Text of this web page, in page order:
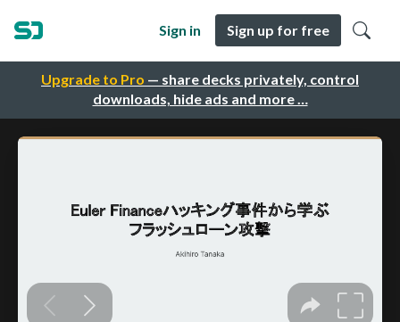
Upgrade to Pro — share decks privately, control
downloads, hide ads and more …
Sign in Sign up for free